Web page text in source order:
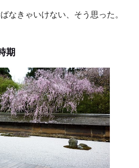
なきゃいけない、そう思った。
期